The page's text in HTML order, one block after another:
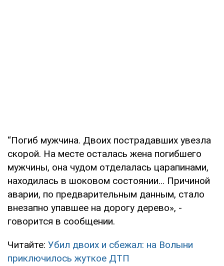
“Погиб мужчина. Двоих пострадавших увезла
скорой. На месте осталась жена погибшего
мужчины, она чудом отделалась царапинами,
находилась в шоковом состоянии... Причиной
аварии, по предварительным данным, стало
внезапно упавшее на дорогу дерево», -
говорится в сообщении.
Читайте: Убил двоих и сбежал: на Волыни
приключилось жуткое ДТП